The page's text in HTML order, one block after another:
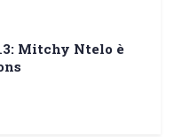
Mitchy Ntelo è